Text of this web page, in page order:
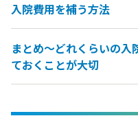
入院費用を補う方法
まとめ～どれくらいの
ておくことが大切